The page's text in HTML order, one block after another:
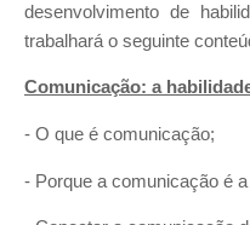
desenvolvimento de
trabalhará o seguinte
Comunicação: a
- O que é comunicação;
- Porque a comunicação é